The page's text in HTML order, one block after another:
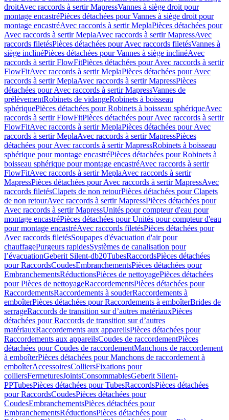
droitAvec raccords à sertir MapressVannes à siège droit pour
montage encastréPièces détachées pour Vannes à siège droit pour
montage encastréAvec raccords à sertir MeplaPièces détachées pour
Avec raccords à sertir MeplaAvec raccords à sertir MapressAvec
raccords filetésPièces détachées pour Avec raccords filetésVannes à
siège inclinéPièces détachées pour Vannes à siège inclinéAvec
raccords à sertir FlowFitPièces détachées pour Avec raccords à sertir
FlowFitAvec raccords à sertir MeplaPièces détachées pour Avec
raccords à sertir MeplaAvec raccords à sertir MapressPièces
détachées pour Avec raccords à sertir MapressVannes de
prélèvementRobinets de vidangeRobinets à boisseau
sphériquePièces détachées pour Robinets à boisseau sphériqueAvec
raccords à sertir FlowFitPièces détachées pour Avec raccords à sertir
FlowFitAvec raccords à sertir MeplaPièces détachées pour Avec
raccords à sertir MeplaAvec raccords à sertir MapressPièces
détachées pour Avec raccords à sertir MapressRobinets à boisseau
sphérique pour montage encastréPièces détachées pour Robinets à
boisseau sphérique pour montage encastréAvec raccords à sertir
FlowFitAvec raccords à sertir MeplaAvec raccords à sertir
MapressPièces détachées pour Avec raccords à sertir MapressAvec
raccords filetésClapets de non retourPièces détachées pour Clapets
de non retourAvec raccords à sertir MapressPièces détachées pour
Avec raccords à sertir MapressUnités pour compteur d'eau pour
montage encastréPièces détachées pour Unités pour compteur d'eau
pour montage encastréAvec raccords filetésPièces détachées pour
Avec raccords filetésSoupapes d'évacuation d'air pour
chauffagePurgeurs rapidesSystèmes de canalisation pour
l’évacuationGeberit Silent-db20TubesRaccordsPièces détachées
pour RaccordsCoudesEmbranchementsPièces détachées pour
EmbranchementsRéductionsPièces de nettoyagePièces détachées
pour Pièces de nettoyageRaccordementsPièces détachées pour
RaccordementsRaccordements à souderRaccordements à
emboîterPièces détachées pour Raccordements à emboîterBrides de
serrageRaccords de transition sur d’autres matériauxPièces
détachées pour Raccords de transition sur d’autres
matériauxRaccordements aux appareilsPièces détachées pour
Raccordements aux appareilsCoudes de raccordementPièces
détachées pour Coudes de raccordementManchons de raccordement
à emboîterPièces détachées pour Manchons de raccordement à
emboîterAccessoiresColliersFixations pour
colliersFermeturesJointsConsommablesGeberit Silent-
PPTubesPièces détachées pour TubesRaccordsPièces détachées
pour RaccordsCoudesPièces détachées pour
CoudesEmbranchementsPièces détachées pour
EmbranchementsRéductionsPièces détachées pour